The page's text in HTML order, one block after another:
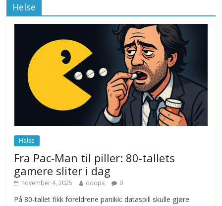
Drone stopper flytrafikken i Stockholm,
ekspert mistenker MDG
november 6, 2025 No Comments
Norge innfører nullvisjon for nedbør
juni 23, 2026 No Comments
Helse
Helse
Fra Pac-Man til piller: 80-tallets
gamere sliter i dag
november 4, 2025 ooops 0
På 80-tallet fikk foreldrene panikk: dataspill skulle gjøre